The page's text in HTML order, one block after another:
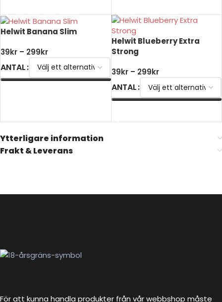
Helwit Banana Slim
39kr – 299kr
ANTAL
Helwit Blueberry Extra
Strong
39kr – 299kr
ANTAL
Ytterligare information
Frakt & Leverans
För att kunna handla produkter från vår webbshop måste